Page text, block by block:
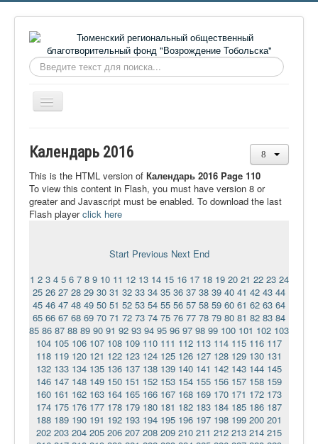
Искать...
Включить/
выключить
О фонде
Онлайн библиотека
Видеоматериалы
Сайт проекта Достоевский
Ермаковополе.рф
Календарь 2016
This is the HTML version of Календарь 2016 Page 110
To view this content in Flash, you must have version 8 or
greater and Javascript must be enabled. To download the last
Flash playerclick here
Start Previous Next End
1 2 3 4 5 6 7 8 9 10 11 12 13 14 15 16 17 18 19 20 21 22 23 24
25 26 27 28 29 30 31 32 33 34 35 36 37 38 39 40 41 42 43 44
45 46 47 48 49 50 51 52 53 54 55 56 57 58 59 60 61 62 63 64
65 66 67 68 69 70 71 72 73 74 75 76 77 78 79 80 81 82 83 84
85 86 87 88 89 90 91 92 93 94 95 96 97 98 99 100 101 102 103
104 105 106 107 108 109 110 111 112 113 114 115 116 117
118 119 120 121 122 123 124 125 126 127 128 129 130 131
132 133 134 135 136 137 138 139 140 141 142 143 144 145
146 147 148 149 150 151 152 153 154 155 156 157 158 159
160 161 162 163 164 165 166 167 168 169 170 171 172 173
174 175 176 177 178 179 180 181 182 183 184 185 186 187
188 189 190 191 192 193 194 195 196 197 198 199 200 201
202 203 204 205 206 207 208 209 210 211 212 213 214 215